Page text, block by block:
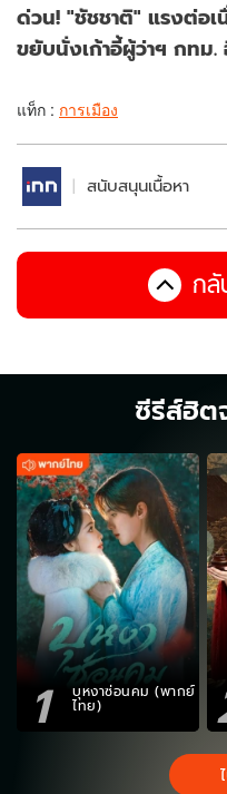
ด่วน! "ชัชชาติ" แรงต่อ
ขยับนั่งเก้าอี้ผู้ว่าฯ กทม
แท็ก : การเมือง
สนับสนุนเนื้อหา
กลั
ซีรีส์ฮิต
1 บุหงาซ่อนคม (พากย์
ไทย)